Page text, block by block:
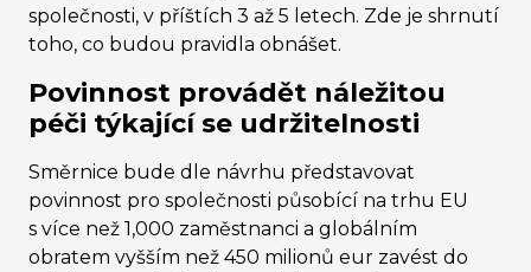
společnosti, v příštích 3 až 5 letech. Zde je shrnutí
toho, co budou pravidla obnášet.
Povinnost provádět náležitou
péči týkající se udržitelnosti
Směrnice bude dle návrhu představovat
povinnost pro společnosti působící na trhu EU
s více než 1,000 zaměstnanci a globálním
obratem vyšším než 450 milionů eur zavést do